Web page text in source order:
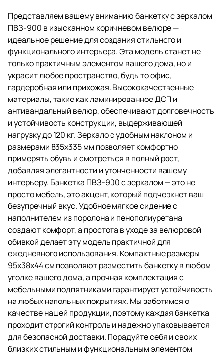
Представляем вашему вниманию банкетку с зеркалом
ПВЗ-900 в изысканном коричневом велюре —
идеальное решение для создания стильного и
функционального интерьера. Эта модель станет не
только практичным элементом вашего дома, но и
украсит любое пространство, будь то офис,
гардеробная или прихожая. Высококачественные
материалы, такие как ламинированное ДСП и
антивандальный велюр, обеспечивают долговечность
и устойчивость конструкции, выдерживающей
нагрузку до 120 кг. Зеркало с удобным наклоном и
размерами 835х335 мм позволяет комфортно
примерять обувь и смотреться в полный рост,
добавляя элегантности и утонченности вашему
интерьеру. Банкетка ПВЗ-900 с зеркалом — это не
просто мебель, это акцент, который подчеркнет ваш
безупречный вкус. Удобное мягкое сидение с
наполнителем из поролона и пенополиуретана
создают комфорт, а простота в уходе за велюровой
обивкой делает эту модель практичной для
ежедневного использования. Компактные размеры
95х38х44 см позволяют разместить банкетку в любом
уголке вашего дома, а прочная комплектация с
мебельными подпятниками гарантирует устойчивость
на любых напольных покрытиях. Мы заботимся о
качестве нашей продукции, поэтому каждая банкетка
проходит строгий контроль и надежно упаковывается
для безопасной доставки. Порадуйте себя и своих
близких стильным и функциональным элементом